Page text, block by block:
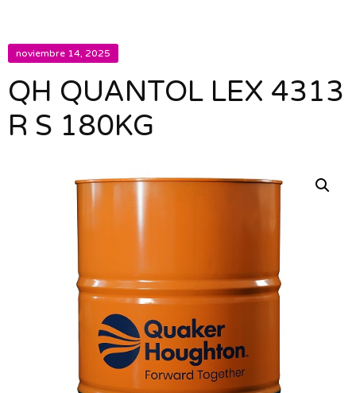
noviembre 14, 2025
QH QUANTOL LEX 4313
R S 180KG